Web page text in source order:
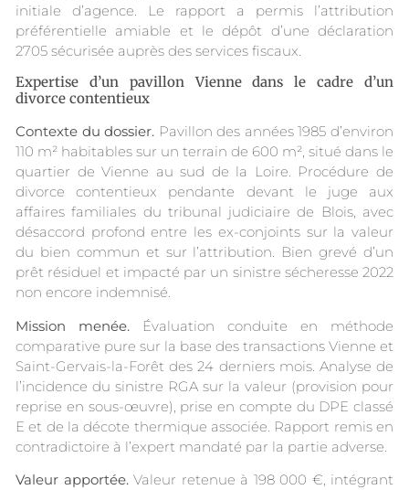
initiale d’agence. Le rapport a permis l’attribution
préférentielle amiable et le dépôt d’une déclaration
2705 sécurisée auprès des services fiscaux.
Expertise d’un pavillon Vienne dans le cadre d’un
divorce contentieux
Contexte du dossier. Pavillon des années 1985 d’environ
110 m² habitables sur un terrain de 600 m², situé dans le
quartier de Vienne au sud de la Loire. Procédure de
divorce contentieux pendante devant le juge aux
affaires familiales du tribunal judiciaire de Blois, avec
désaccord profond entre les ex-conjoints sur la valeur
du bien commun et sur l’attribution. Bien grevé d’un
prêt résiduel et impacté par un sinistre sécheresse 2022
non encore indemnisé.
Mission menée. Évaluation conduite en méthode
comparative pure sur la base des transactions Vienne et
Saint-Gervais-la-Forêt des 24 derniers mois. Analyse de
l’incidence du sinistre RGA sur la valeur (provision pour
reprise en sous-œuvre), prise en compte du DPE classé
E et de la décote thermique associée. Rapport remis en
contradictoire à l’expert mandaté par la partie adverse.
Valeur apportée.Valeur retenue à 198 000 €, intégrant